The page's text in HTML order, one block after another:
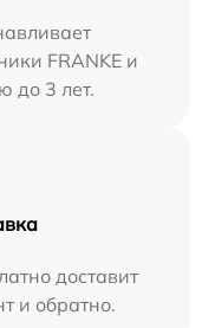
FRANKE и
до 3 лет.
доставит
и обратно.